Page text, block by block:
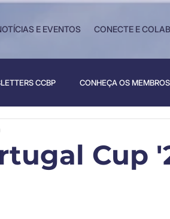
E EVENTOS CONECTE E
CCBP CONHEÇA OS
Cup